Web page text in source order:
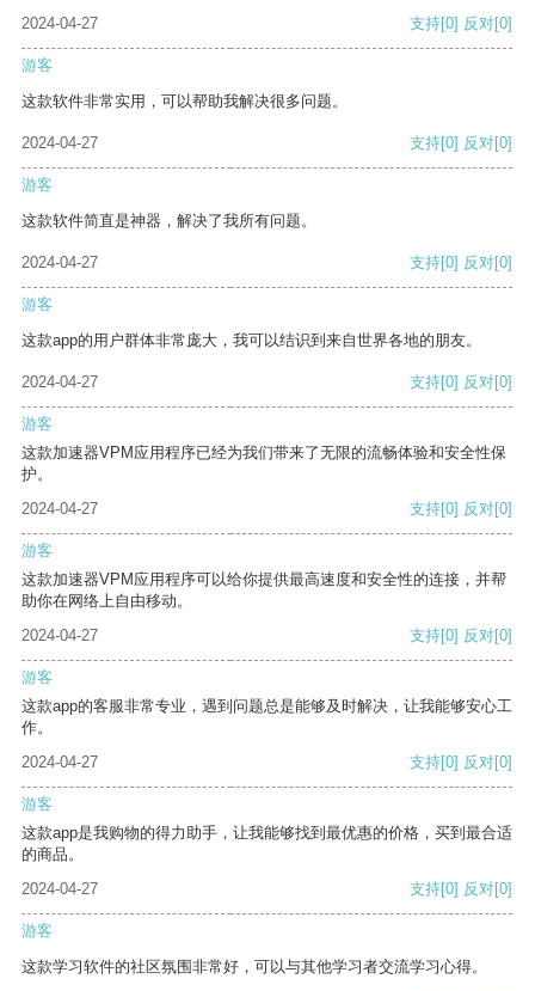
2024-04-27 支持[0] 反对[0]
游客
这款软件非常实用，可以帮助我解决很多问题。
2024-04-27 支持[0] 反对[0]
游客
这款软件简直是神器，解决了我所有问题。
2024-04-27 支持[0] 反对[0]
游客
这款app的用户群体非常庞大，我可以结识到来自世界各地的朋友。
2024-04-27 支持[0] 反对[0]
游客
这款加速器VPM应用程序已经为我们带来了无限的流畅体验和安全性保
护。
2024-04-27
支持[0] 反对[0]
游客
这款加速器VPM应用程序可以给你提供最高速度和安全性的连接，并帮
助你在网络上自由移动。
2024-04-27
支持[0] 反对[0]
游客
这款app的客服非常专业，遇到问题总是能够及时解决，让我能够安心工
作。
2024-04-27
支持[0] 反对[0]
游客
这款app是我购物的得力助手，让我能够找到最优惠的价格，买到最合适
的商品。
2024-04-27
支持[0] 反对[0]
游客
这款学习软件的社区氛围非常好，可以与其他学习者交流学习心得。